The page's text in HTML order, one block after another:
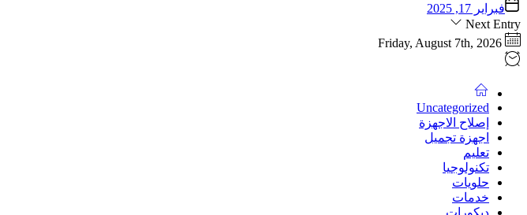
فبراير 17, 2025
Next Entry
Friday, August 7th, 2026
Uncategorized
إصلاح الاجهزة
اجهزة تجميل
تعليم
تكنولوجيا
حلويات
خدمات
ديكورات